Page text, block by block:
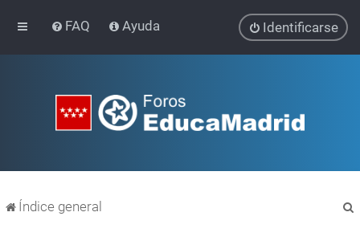
FAQ Ayuda Identificarse
Índice general